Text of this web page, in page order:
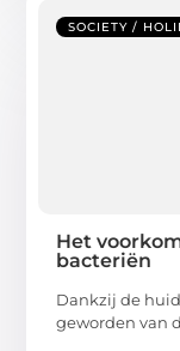
SOCIETY /
Het
bacteriën
Dankzij de
geworden van